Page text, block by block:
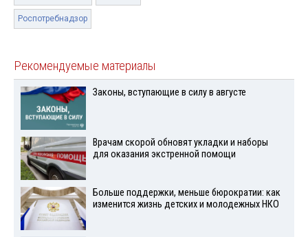
Роспотребнадзор
Рекомендуемые материалы
Законы, вступающие в силу в августе
Врачам скорой обновят укладки и наборы
для оказания экстренной помощи
Больше поддержки, меньше бюрократии: как
изменится жизнь детских и молодежных НКО